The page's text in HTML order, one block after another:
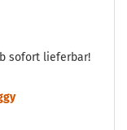
sofort lieferbar!